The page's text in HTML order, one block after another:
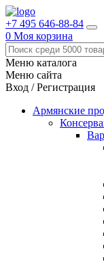
+7 495 646-88-84
0 Моя корзина
Меню каталога
Меню сайта
Вход / Регистрация
Армянские